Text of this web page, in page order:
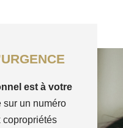
est à votre
sur un numéro
copropriétés